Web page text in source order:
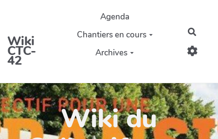
Aller au contenu principal
Wiki
CTC-
42
Agenda
Chantiers en cours
Archives
Wiki du